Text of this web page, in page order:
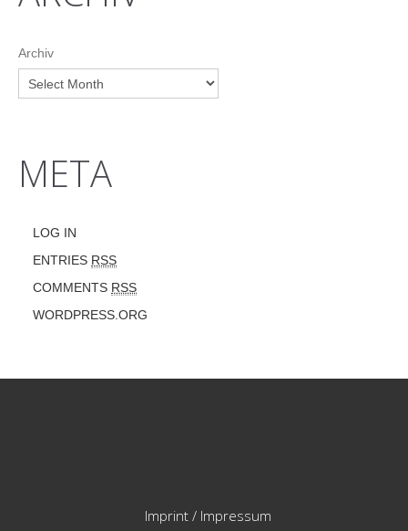
Archiv
META
LOG IN
ENTRIES RSS
COMMENTS RSS
WORDPRESS.ORG
Imprint / Impressum